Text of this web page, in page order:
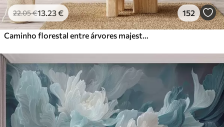
22.05€13 .23€ 152